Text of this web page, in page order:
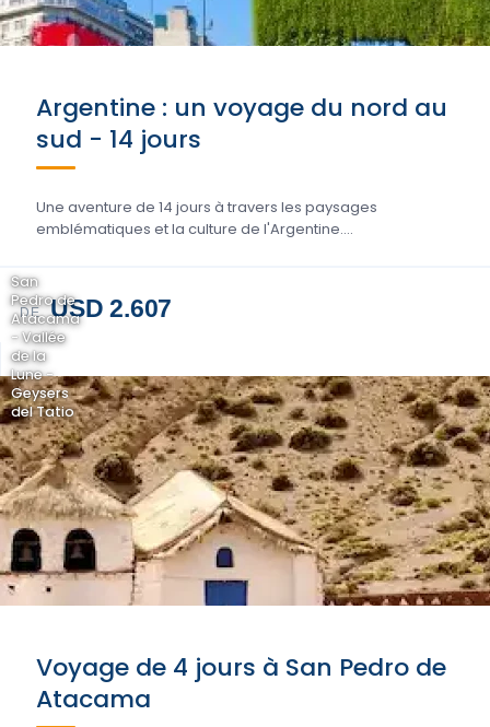
Argentine : un voyage du nord au
sud - 14 jours
Une aventure de 14 jours à travers les paysages
emblématiques et la culture de l'Argentine....
DE USD 2.607
San
Pedro de
Atacama
- Vallée
de la
Lune -
Geysers
del Tatio
Voyage de 4 jours à San Pedro de
Atacama